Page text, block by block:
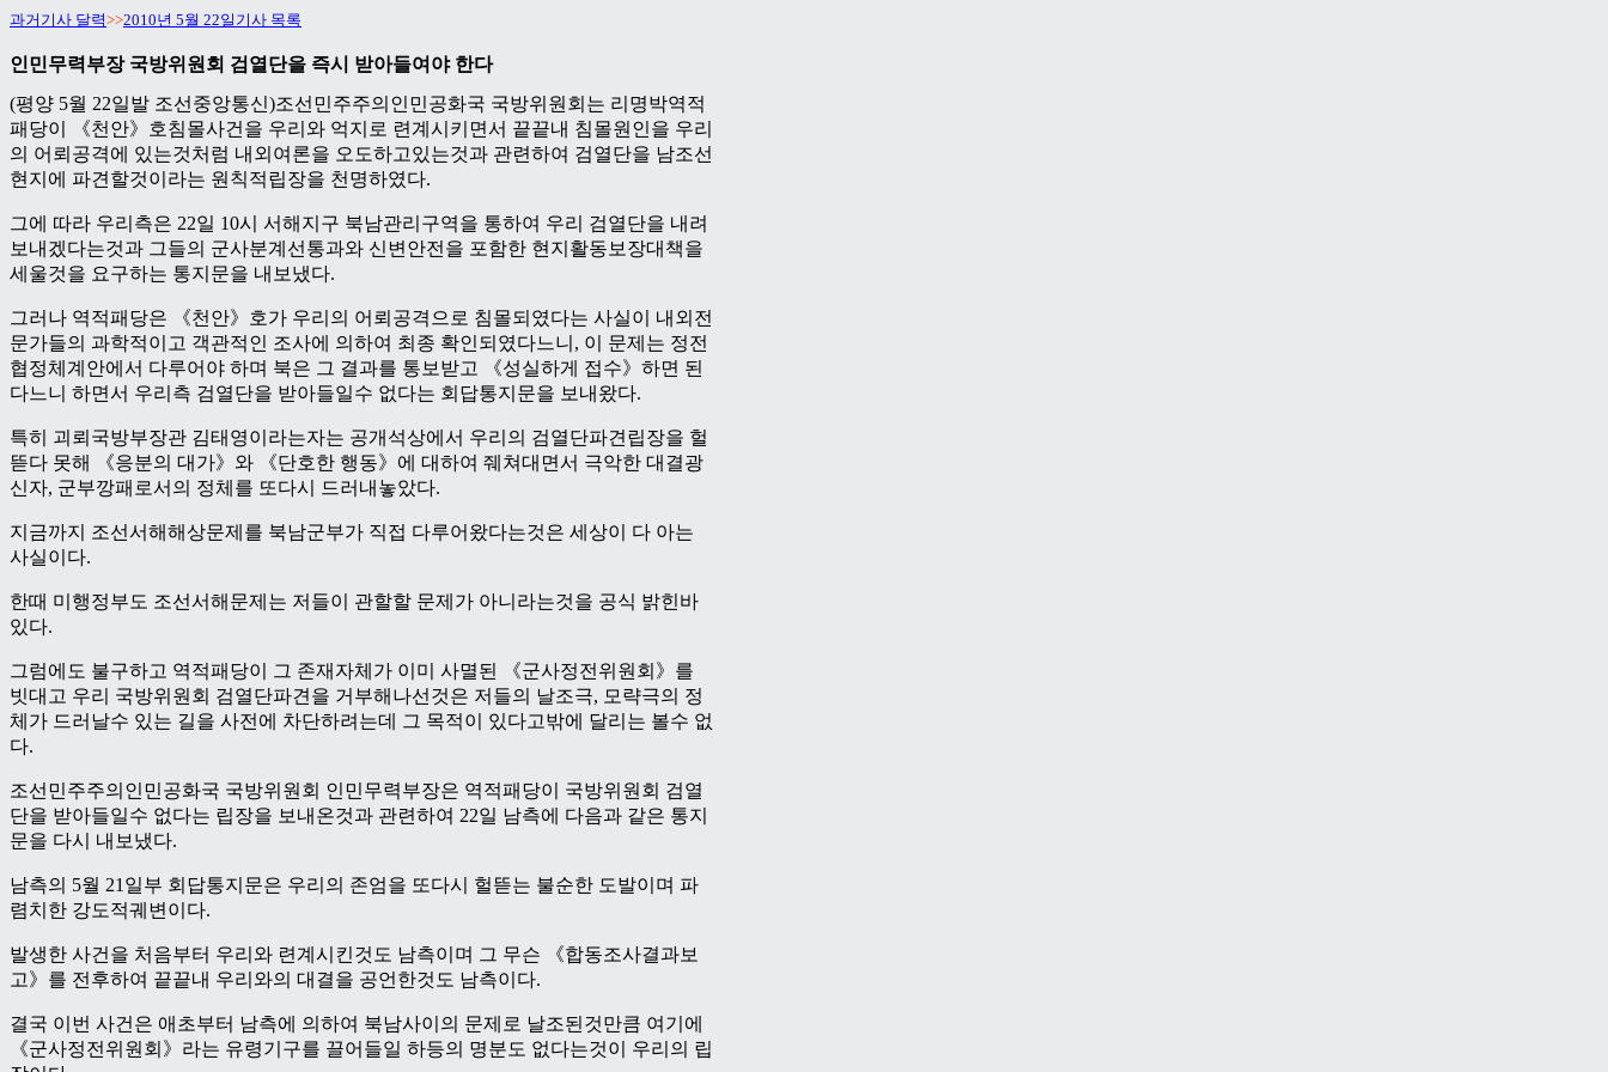
과거기사 달력>>2010년 5월 22일기사 목록
인민무력부장 국방위원회 검열단을 즉시 받아들여야 한다
(평양 5월 22일발 조선중앙통신)조선민주주의인민공화국 국방위원회는 리명박역적
패당이 《천안》호침몰사건을 우리와 억지로 련계시키면서 끝끝내 침몰원인을 우리
의 어뢰공격에 있는것처럼 내외여론을 오도하고있는것과 관련하여 검열단을 남조선
현지에 파견할것이라는 원칙적립장을 천명하였다.
그에 따라 우리측은 22일 10시 서해지구 북남관리구역을 통하여 우리 검열단을 내려
보내겠다는것과 그들의 군사분계선통과와 신변안전을 포함한 현지활동보장대책을
세울것을 요구하는 통지문을 내보냈다.
그러나 역적패당은 《천안》호가 우리의 어뢰공격으로 침몰되였다는 사실이 내외전
문가들의 과학적이고 객관적인 조사에 의하여 최종 확인되였다느니, 이 문제는 정전
협정체계안에서 다루어야 하며 북은 그 결과를 통보받고 《성실하게 접수》하면 된
다느니 하면서 우리측 검열단을 받아들일수 없다는 회답통지문을 보내왔다.
특히 괴뢰국방부장관 김태영이라는자는 공개석상에서 우리의 검열단파견립장을 헐
뜯다 못해 《응분의 대가》와 《단호한 행동》에 대하여 줴쳐대면서 극악한 대결광
신자, 군부깡패로서의 정체를 또다시 드러내놓았다.
지금까지 조선서해해상문제를 북남군부가 직접 다루어왔다는것은 세상이 다 아는
사실이다.
한때 미행정부도 조선서해문제는 저들이 관할할 문제가 아니라는것을 공식 밝힌바
있다.
그럼에도 불구하고 역적패당이 그 존재자체가 이미 사멸된 《군사정전위원회》를
빗대고 우리 국방위원회 검열단파견을 거부해나선것은 저들의 날조극, 모략극의 정
체가 드러날수 있는 길을 사전에 차단하려는데 그 목적이 있다고밖에 달리는 볼수 없
다.
조선민주주의인민공화국 국방위원회 인민무력부장은 역적패당이 국방위원회 검열
단을 받아들일수 없다는 립장을 보내온것과 관련하여 22일 남측에 다음과 같은 통지
문을 다시 내보냈다.
남측의 5월 21일부 회답통지문은 우리의 존엄을 또다시 헐뜯는 불순한 도발이며 파
렴치한 강도적궤변이다.
발생한 사건을 처음부터 우리와 련계시킨것도 남측이며 그 무슨 《합동조사결과보
고》를 전후하여 끝끝내 우리와의 대결을 공언한것도 남측이다.
결국 이번 사건은 애초부터 남측에 의하여 북남사이의 문제로 날조된것만큼 여기에
《군사정전위원회》라는 유령기구를 끌어들일 하등의 명분도 없다는것이 우리의 립